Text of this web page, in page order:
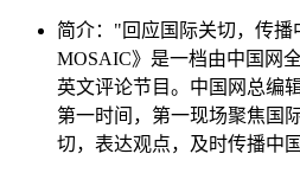
简介： "回应国际关切，传
MOSAIC》是一档由中国网
英文评论节目。中国网总编
第一时间，第一现场聚焦国
切，表达观点，及时传播中